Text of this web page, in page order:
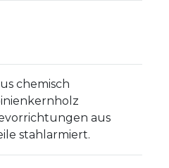
chemisch
aus
stahlarmiert.